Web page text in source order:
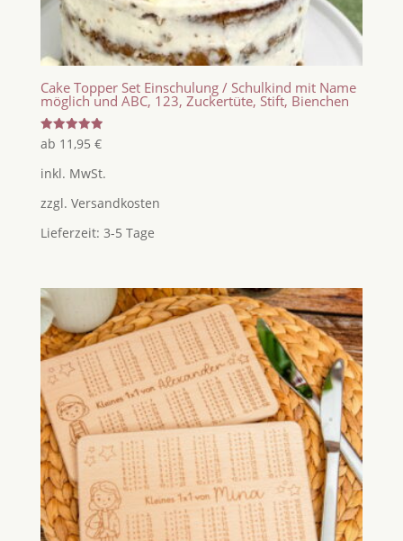
Cake Topper Set Einschulung / Schulkind mit Name
möglich und ABC, 123, Zuckertüte, Stift, Bienchen
Bewertet
mit
von 5
ab 11,95 €
inkl. MwSt.
zzgl. Versandkosten
Lieferzeit: 3-5 Tage